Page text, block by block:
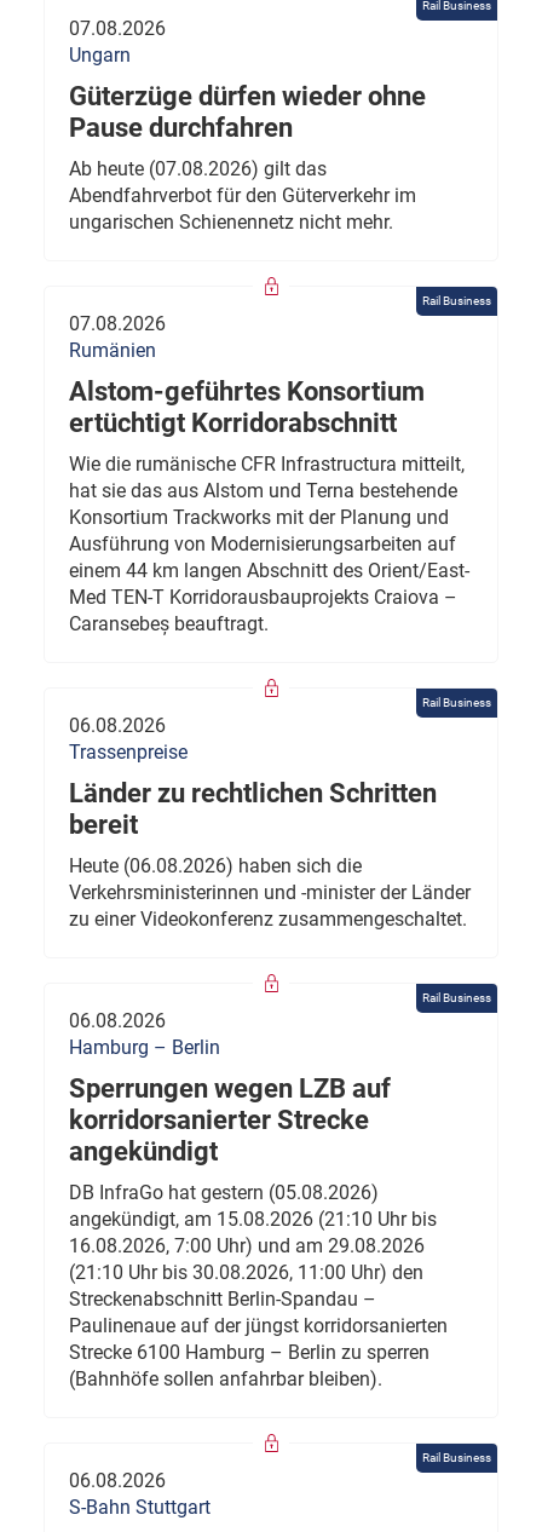
Rail Business
07.08.2026
Ungarn
Güterzüge dürfen wieder ohne
Pause durchfahren
Ab heute (07.08.2026) gilt das
Abendfahrverbot für den Güterverkehr im
ungarischen Schienennetz nicht mehr.
Rail Business
07.08.2026
Rumänien
Alstom-geführtes Konsortium
ertüchtigt Korridorabschnitt
Wie die rumänische CFR Infrastructura mitteilt,
hat sie das aus Alstom und Terna bestehende
Konsortium Trackworks mit der Planung und
Ausführung von Modernisierungsarbeiten auf
einem 44 km langen Abschnitt des Orient/East-
Med TEN-T Korridorausbauprojekts Craiova –
Caransebeș beauftragt.
Rail Business
06.08.2026
Trassenpreise
Länder zu rechtlichen Schritten
bereit
Heute (06.08.2026) haben sich die
Verkehrsministerinnen und -minister der Länder
zu einer Videokonferenz zusammengeschaltet.
Rail Business
06.08.2026
Hamburg – Berlin
Sperrungen wegen LZB auf
korridorsanierter Strecke
angekündigt
DB InfraGo hat gestern (05.08.2026)
angekündigt, am 15.08.2026 (21:10 Uhr bis
16.08.2026, 7:00 Uhr) und am 29.08.2026
(21:10 Uhr bis 30.08.2026, 11:00 Uhr) den
Streckenabschnitt Berlin-Spandau –
Paulinenaue auf der jüngst korridorsanierten
Strecke 6100 Hamburg – Berlin zu sperren
(Bahnhöfe sollen anfahrbar bleiben).
Rail Business
06.08.2026
S-Bahn Stuttgart